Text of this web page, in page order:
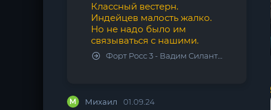
Классный вестерн.
Индейцев малость жалко.
Но не надо было им
связываться с нашими.
Форт Росс 3 - Вадим Силантьев
М Михаил 01.09.24